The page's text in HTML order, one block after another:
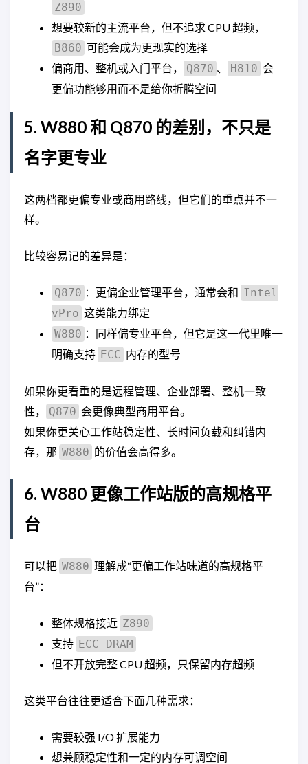
Z890
想要较新的主流平台，但不追求 CPU 超频，
B860 可能会成为更现实的选择
偏商用、整机或入门平台，
Q870 、 H810 会
更偏功能够用而不是给你折腾空间
5. W880 和 Q870 的差别，不只是
名字更专业
这两档都更偏专业或商用路线，但它们的重点并不一
样。
比较容易记的差异是：
Q870 ：更偏企业管理平台，通常会和 Intel
vPro 这类能力绑定
W880 ：同样偏专业平台，但它是这一代里唯一
明确支持 ECC 内存的型号
如果你更看重的是远程管理、企业部署、整机一致
性，
Q870 会更像典型商用平台。
如果你更关心工作站稳定性、长时间负载和纠错内
存，那 W880 的价值会高得多。
6. W880 更像工作站版的高规格平
台
可以把 W880 理解成“更偏工作站味道的高规格平
台”：
整体规格接近 Z890
支持 ECC DRAM
但不开放完整 CPU 超频，只保留内存超频
这类平台往往更适合下面几种需求：
需要较强 I/O 扩展能力
想兼顾稳定性和一定的内存可调空间